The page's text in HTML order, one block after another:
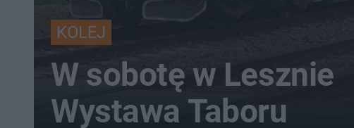
KOLEJ
W sobotę w Lesznie
Wystawa Taboru